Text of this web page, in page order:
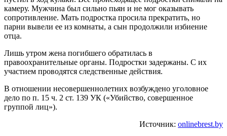
камеру. Мужчина был сильно пьян и не мог оказывать
сопротивление. Мать подростка просила прекратить, но
парни вывели ее из комнаты, а сын продолжили избиение
отца.
Лишь утром жена погибшего обратилась в
правоохранительные органы. Подростки задержаны. С их
участием проводятся следственные действия.
В отношении несовершеннолетних возбуждено уголовное
дело по п. 15 ч. 2 ст. 139 УК («Убийство, совершенное
группой лиц»).
Источник: onlinebrest.by